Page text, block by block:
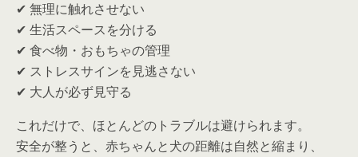
✔ 無理に触れさせない
✔ 生活スペースを分ける
✔ 食べ物・おもちゃの管理
✔ ストレスサインを見逃さない
✔ 大人が必ず見守る
これだけで、ほとんどのトラブルは避けられます。
安全が整うと、赤ちゃんと犬の距離は自然と縮まり、